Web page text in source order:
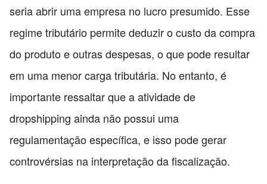
seria abrir uma empresa no lucro presumido. Esse
regime tributário permite deduzir o custo da compra
do produto e outras despesas, o que pode resultar
em uma menor carga tributária. No entanto, é
importante ressaltar que a atividade de
dropshipping ainda não possui uma
regulamentação específica, e isso pode gerar
controvérsias na interpretação da fiscalização.